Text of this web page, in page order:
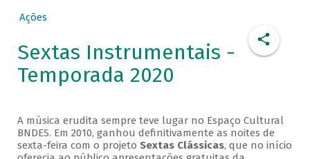
Ações
Sextas Instrumentais -
Temporada 2020
A música erudita sempre teve lugar no Espaço Cultural
BNDES. Em 2010, ganhou definitivamente as noites de
sexta-feira com o projeto Sextas Clássicas, que no início